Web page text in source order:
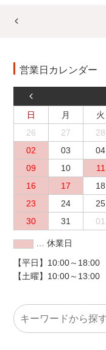
営業日カレンダー
日
月 火
26
27 28
02
03 04
09
10 11
16
17 18
23
24 25
30
31 01
… 休業日
【平日】10:00～18:00
【土曜】10:00～13:00